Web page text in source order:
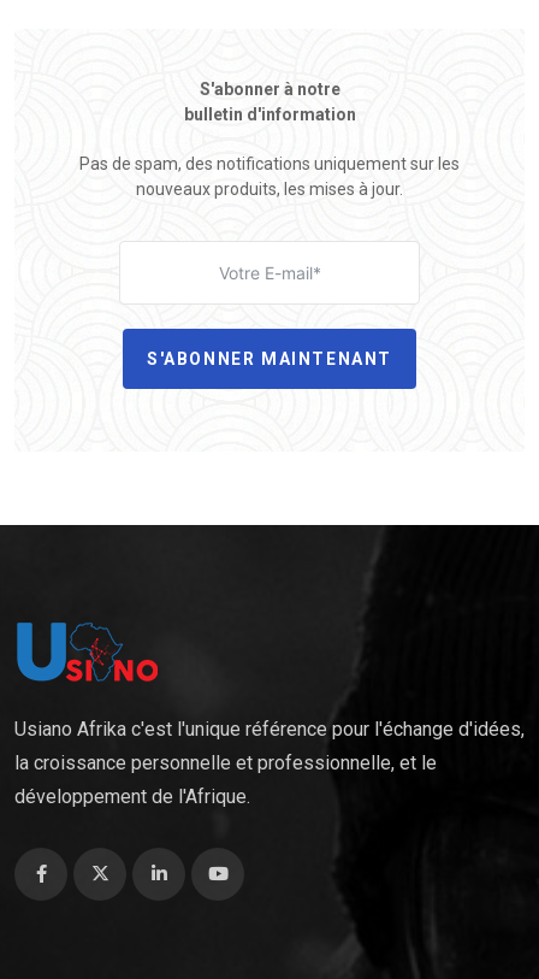
S'abonner à notre
bulletin d'information
Pas de spam, des notifications uniquement sur les
nouveaux produits, les mises à jour.
S'ABONNER MAINTENANT
Usiano Afrika c'est l'unique référence pour l'échange d'idées,
la croissance personnelle et professionnelle, et le
développement de l'Afrique.